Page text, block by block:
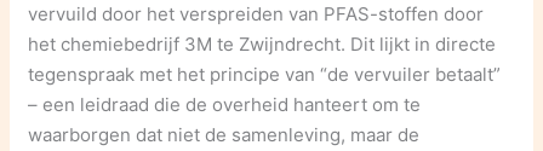
vervuild door het verspreiden van PFAS-stoffen door
het chemiebedrijf 3M te Zwijndrecht. Dit lijkt in directe
tegenspraak met het principe van “de vervuiler betaalt”
– een leidraad die de overheid hanteert om te
waarborgen dat niet de samenleving, maar de